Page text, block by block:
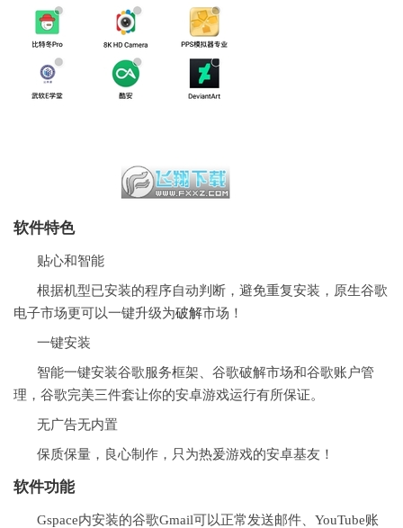
软件特色
贴心和智能
根据机型已安装的程序自动判断，避免重复安装，原生谷歌
电子市场更可以一键升级为破解市场！
一键安装
智能一键安装谷歌服务框架、谷歌破解市场和谷歌账户管
理，谷歌完美三件套让你的安卓游戏运行有所保证。
无广告无内置
保质保量，良心制作，只为热爰游戏的安卓基友！
软件功能
Gspace内安装的谷歌Gmail可以正常发送邮件、YouTube账